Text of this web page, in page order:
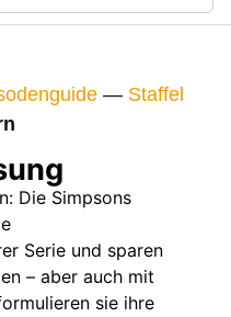
— Staffel
Die Simpsons
Serie und sparen
– aber auch mit
sie ihre